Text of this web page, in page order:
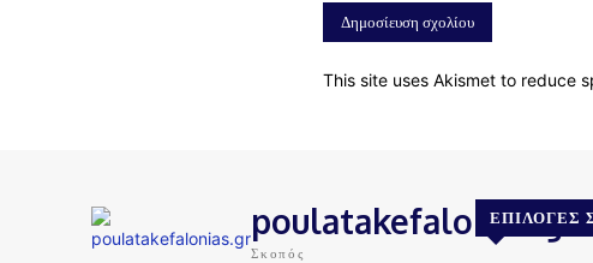
This site uses Akismet to reduce
poulatakefalonias.gr
Σκοπός
ΕΠΙΛΟΓΈΣ